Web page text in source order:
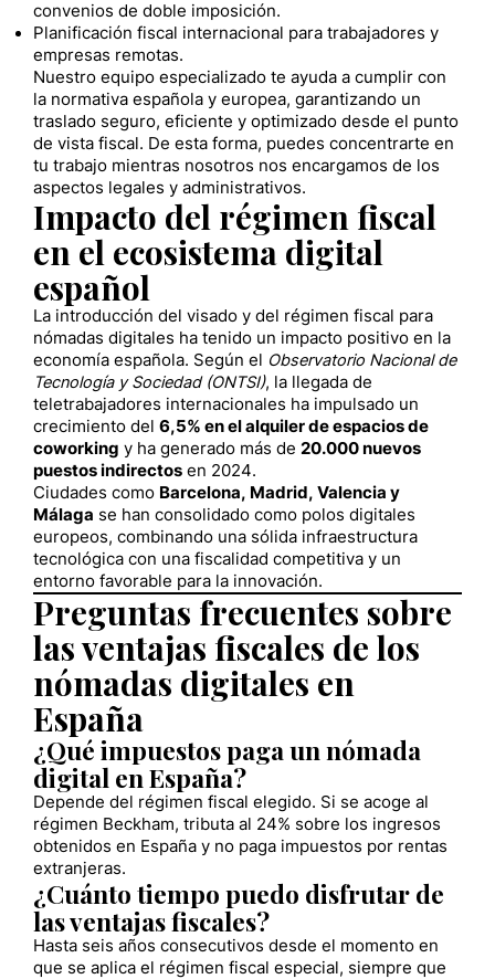
convenios de doble imposición.
Planificación fiscal internacional para trabajadores y
empresas remotas.
Nuestro equipo especializado te ayuda a cumplir con
la normativa española y europea, garantizando un
traslado seguro, eficiente y optimizado desde el punto
de vista fiscal. De esta forma, puedes concentrarte en
tu trabajo mientras nosotros nos encargamos de los
aspectos legales y administrativos.
Impacto del régimen fiscal
en el ecosistema digital
español
La introducción del visado y del régimen fiscal para
nómadas digitales ha tenido un impacto positivo en la
economía española. Según el Observatorio Nacional de
Tecnología y Sociedad (ONTSI), la llegada de
teletrabajadores internacionales ha impulsado un
crecimiento del 6,5% en el alquiler de espacios de
coworking y ha generado más de 20.000 nuevos
puestos indirectos en 2024.
Ciudades como Barcelona, Madrid, Valencia y
Málaga se han consolidado como polos digitales
europeos, combinando una sólida infraestructura
tecnológica con una fiscalidad competitiva y un
entorno favorable para la innovación.
Preguntas frecuentes sobre
las ventajas fiscales de los
nómadas digitales en
España
¿Qué impuestos paga un nómada
digital en España?
Depende del régimen fiscal elegido. Si se acoge al
régimen Beckham, tributa al 24% sobre los ingresos
obtenidos en España y no paga impuestos por rentas
extranjeras.
¿Cuánto tiempo puedo disfrutar de
las ventajas fiscales?
Hasta seis años consecutivos desde el momento en
que se aplica el régimen fiscal especial, siempre que